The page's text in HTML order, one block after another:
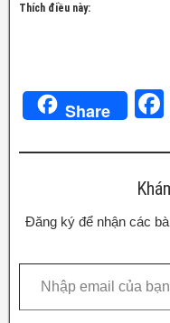
Thích điều này:
Share
o
Đăng ký để nhận các